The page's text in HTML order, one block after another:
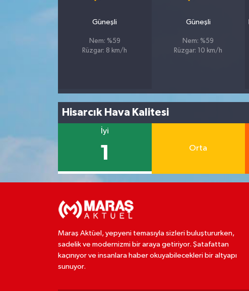
Güneşli
Nem: %59
Rüzgar: 8 km/h
Güneşli
Nem: %59
Rüzgar: 10 km/h
Hisarcık Hava Kalitesi
İyi
1 Orta
Maraş Aktüel, yepyeni temasıyla sizleri buluştururken,
sadelik ve modernizmi bir araya getiriyor. Şatafattan
kaçınıyor ve insanlara haber okuyabilecekleri bir altyapı
sunuyor.